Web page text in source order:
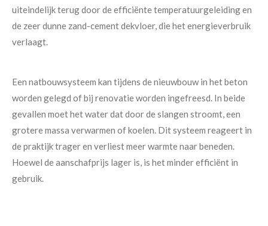
uiteindelijk terug door de efficiënte temperatuurgeleiding en
de zeer dunne zand-cement dekvloer, die het energieverbruik
verlaagt.
Een natbouwsysteem kan tijdens de nieuwbouw in het beton
worden gelegd of bij renovatie worden ingefreesd. In beide
gevallen moet het water dat door de slangen stroomt, een
grotere massa verwarmen of koelen. Dit systeem reageert in
de praktijk trager en verliest meer warmte naar beneden.
Hoewel de aanschafprijs lager is, is het minder efficiënt in
gebruik.